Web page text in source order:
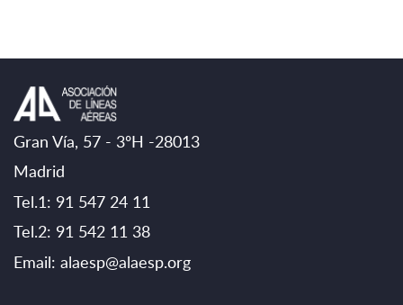
Gran Vía, 57 - 3ºH -28013
Madrid
Tel.1: 91 547 24 11
Tel.2: 91 542 11 38
Email: alaesp@alaesp.org